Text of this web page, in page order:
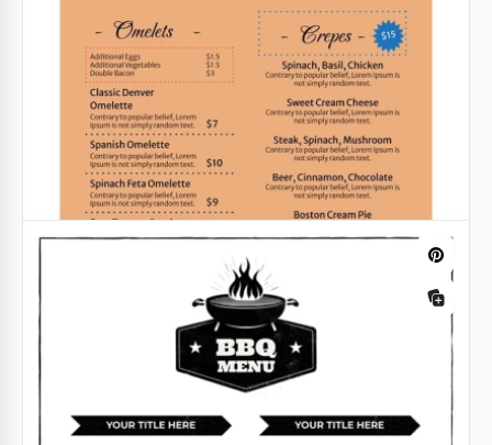
Menú del Restaurante Bebidas Negras
Si no quieres contratar a un costoso diseñador
gráfico para rediseñar el menú de bebidas de tu
restaurante, ¡tenemos buenas noticias!